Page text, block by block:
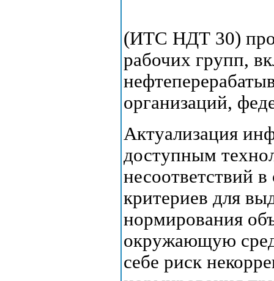
(ИТС НДТ 30)
рабочих групп,
организаций,
Актуализация
доступным
несоответствий
критериев для
нормирования
окружающую
себе риск